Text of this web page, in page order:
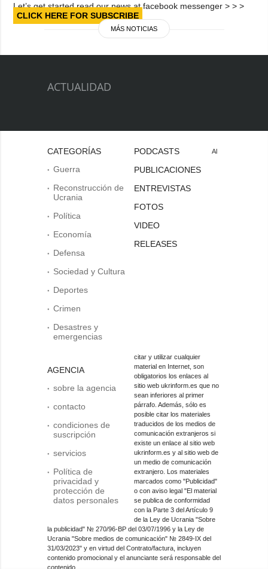
Let’s get started read our news at facebook messenger > > >
CLICK HERE FOR SUBSCRIBE
MÁS NOTICIAS
ACTUALIDAD
CATEGORÍAS
Guerra
Reconstrucción de
Ucrania
Política
Economía
Defensa
Sociedad y Cultura
Deportes
Crimen
Desastres y
emergencias
AGENCIA
sobre la agencia
contacto
condiciones de
suscripción
servicios
Política de
privacidad y
protección de
datos personales
PODCASTS
PUBLICACIONES
ENTREVISTAS
FOTOS
VIDEO
RELEASES
Al
citar y utilizar cualquier
material en Internet, son
obligatorios los enlaces al
sitio web ukrinform.es que no
sean inferiores al primer
párrafo. Además, sólo es
posible citar los materiales
traducidos de los medios de
comunicación extranjeros si
existe un enlace al sitio web
ukrinform.es y al sitio web de
un medio de comunicación
extranjero. Los materiales
marcados como "Publicidad"
o con aviso legal "El material
se publica de conformidad
con la Parte 3 del Artículo 9
de la Ley de Ucrania "Sobre
la publicidad" № 270/96-ВР del 03/07/1996 y la Ley de
Ucrania "Sobre medios de comunicación" № 2849-IX del
31/03/2023" y en virtud del Contrato/factura, incluyen
contenido promocional y el anunciante será responsable del
contenido.